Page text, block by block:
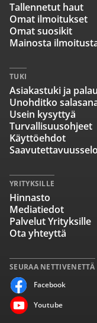
SEURAA NETTIVENETTÄ
Facebook
Youtube
Tallennetut haut
Omat ilmoitukset
Omat suosikit
Mainosta
TUKI
Asiakastuki ja
Unohditko
Usein kysyttyä
Turvallisuusohjeet
Käyttöehdot
YRITYKSILLE
Hinnasto
Mediatiedot
Palvelut Yrityksille
Ota yhteyttä